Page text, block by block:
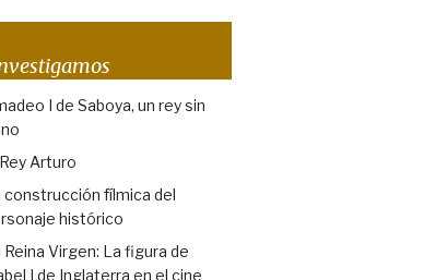
I de Saboya, un rey sin
Arturo
construcción fílmica del
histórico
Reina Virgen: La figura de
I de Inglaterra en el cine